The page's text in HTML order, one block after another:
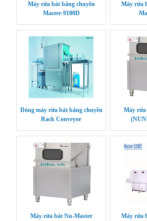
Máy rửa bát băng chuyền
Master-9100D
Máy rửa
Dòng máy rửa bát băng chuyền
Rack Conveyor
Máy
Máy rửa bát Nu-Master
Máy rửa